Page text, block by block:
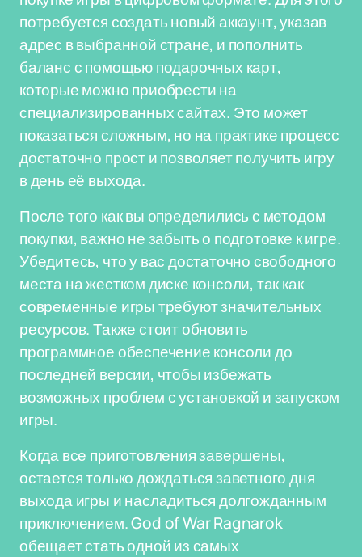
потребуется создать новый аккаунт, указав
адрес в выбранной стране, и пополнить
баланс с помощью подарочных карт,
которые можно приобрести на
специализированных сайтах. Это может
показаться сложным, но на практике процесс
достаточно прост и позволяет получить игру
в день её выхода.
После того как вы определились с методом
покупки, важно не забыть о подготовке к игре.
Убедитесь, что у вас достаточно свободного
места на жестком диске консоли, так как
современные игры требуют значительных
ресурсов. Также стоит обновить
программное обеспечение консоли до
последней версии, чтобы избежать
возможных проблем с установкой и запуском
игры.
Когда все приготовления завершены,
остается только дождаться заветного дня
выхода игры и насладиться долгожданным
приключением. God of War Ragnarok
обещает стать одной из самых